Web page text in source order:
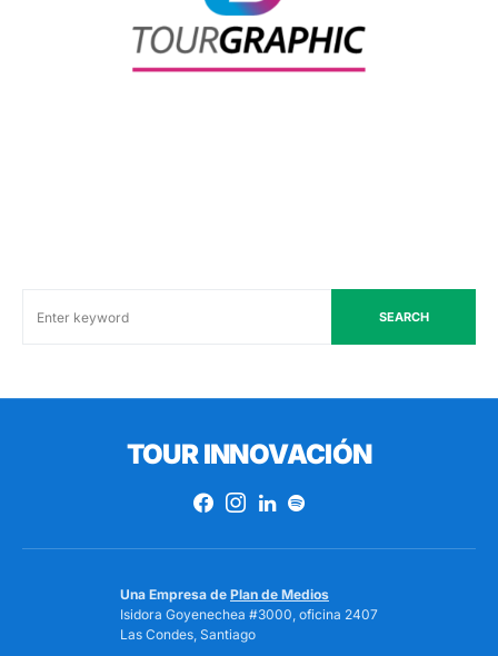
SEARCH
TOUR INNOVACIÓN
Una Empresa de Plan de Medios
Isidora Goyenechea #3000, oficina 2407
Las Condes, Santiago